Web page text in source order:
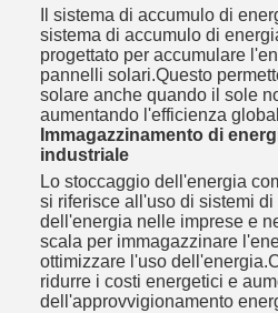
Il sistema di accumulo di
sistema di accumulo di
progettato per accumulare
pannelli solari.Questo
solare anche quando il sole
aumentando l'efficienza
Immagazzinamento di
industriale
Lo stoccaggio dell'energia
si riferisce all'uso di sistemi
dell'energia nelle imprese e
scala per immagazzinare
ottimizzare l'uso
ridurre i costi energetici e
dell'approvvigionamento